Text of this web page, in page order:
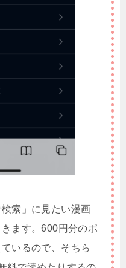
索」に見たい漫画
ます。600円分のポ
いるので、そちら